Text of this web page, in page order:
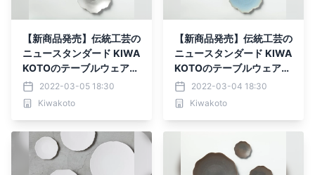
【新商品発売】伝統工芸の
ニュースタンダード KIWA
KOTOのテーブルウェア
【光】2022-03-05 18:30
Kiwakoto
【新商品発売】伝統工芸の
ニュースタンダード KIWA
KOTOのテーブルウェア
【空】2022-03-04 18:30
Kiwakoto